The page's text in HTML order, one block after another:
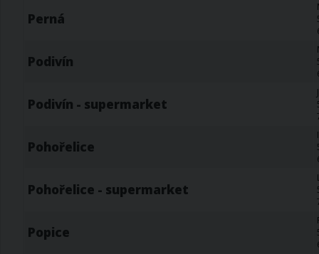
Perná
Podivín
Podivín - supermarket
Pohořelice
Pohořelice - supermarket
Popice